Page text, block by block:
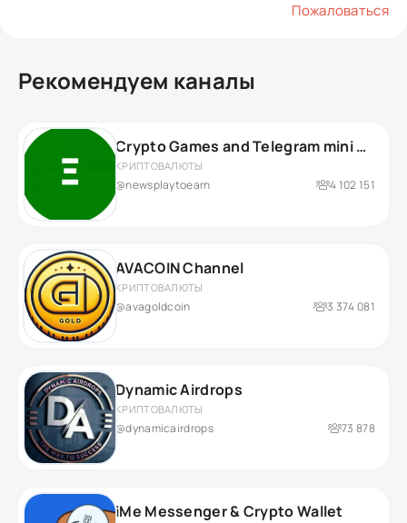
Пожаловаться
Рекомендуем каналы
Crypto Games and Telegram mini Apps
КРИПТОВАЛЮТЫ
@newsplaytoearn 4 102 151
AVACOIN Channel
КРИПТОВАЛЮТЫ
@avagoldcoin 3 374 081
Dynamic Airdrops
КРИПТОВАЛЮТЫ
@dynamicairdrops 73 878
iMe Messenger & Crypto Wallet